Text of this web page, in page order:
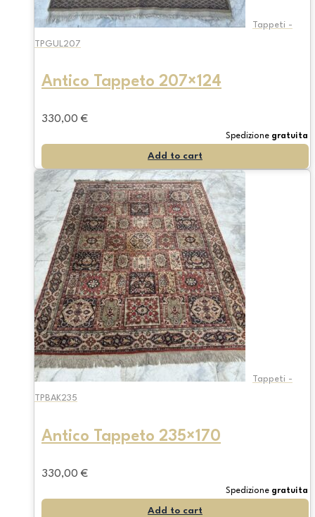
Tappeti -
TPGUL207
Antico Tappeto 207×124
330,00 €
Spedizione gratuita
Add to cart
Tappeti -
TPBAK235
Antico Tappeto 235×170
330,00 €
Spedizione gratuita
Add to cart